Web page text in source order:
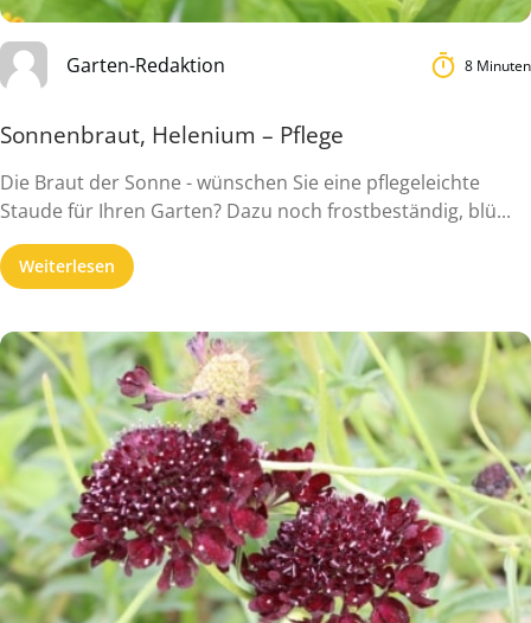
Garten-Redaktion 8 Minuten
Sonnenbraut, Helenium – Pflege
Die Braut der Sonne - wünschen Sie eine pflegeleichte
Staude für Ihren Garten? Dazu noch frostbeständig, blü...
Weiterlesen